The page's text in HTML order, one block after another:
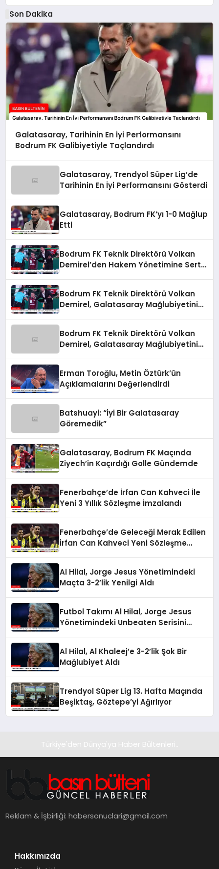
Son Dakika
Galatasaray, Tarihinin En İyi Performansını
Bodrum FK Galibiyetiyle Taçlandırdı
Galatasaray, Trendyol Süper Lig’de
Tarihinin En İyi Performansını Gösterdi
Galatasaray, Bodrum FK’yı 1-0 Mağlup
Etti
Bodrum FK Teknik Direktörü Volkan
Demirel’den Hakem Yönetimine Sert
Bodrum FK Teknik Direktörü Volkan
Demirel, Galatasaray Mağlubiyetini
Bodrum FK Teknik Direktörü Volkan
Demirel, Galatasaray Mağlubiyetini
Erman Toroğlu, Metin Öztürk’ün
Açıklamalarını Değerlendirdi
Batshuayi: “İyi Bir Galatasaray
Göremedik”
Galatasaray, Bodrum FK Maçında
Ziyech’in Kaçırdığı Golle Gündemde
Fenerbahçe’de İrfan Can Kahveci İle
Yeni 3 Yıllık Sözleşme İmzalandı
Fenerbahçe’de Geleceği Merak Edilen
İrfan Can Kahveci Yeni Sözleşme
Al Hilal, Jorge Jesus Yönetimindeki
Maçta 3-2’lik Yenilgi Aldı
Futbol Takımı Al Hilal, Jorge Jesus
Yönetimindeki Unbeaten Serisini
Al Hilal, Al Khaleej’e 3-2’lik Şok Bir
Mağlubiyet Aldı
Trendyol Süper Lig 13. Hafta Maçında
Beşiktaş, Göztepe’yi Ağırlıyor
Türkiye'den Dünya'ya Haber Bültenleri..
Reklam & İşbirliği:habersonuclari@gmail.com
Hakkımızda